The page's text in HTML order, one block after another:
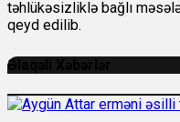
təhlükəsizliklə bağlı
qeyd edilib.
Əlaqəli Xəbərlər